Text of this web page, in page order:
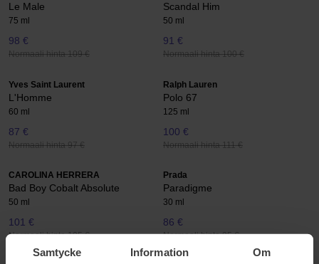
Samtycke Information Om
Le Male
75 ml
98 €
Normaali hinta 109 €
Scandal Him
50 ml
91 €
Normaali hinta 100 €
Yves Saint Laurent
L'Homme
60 ml
87 €
Normaali hinta 97 €
Ralph Lauren
Polo 67
125 ml
100 €
Normaali hinta 111 €
CAROLINA HERRERA
Bad Boy Cobalt Absolute
50 ml
101 €
Normaali hinta 105 €
Prada
Paradigme
30 ml
86 €
Normaali hinta 95 €